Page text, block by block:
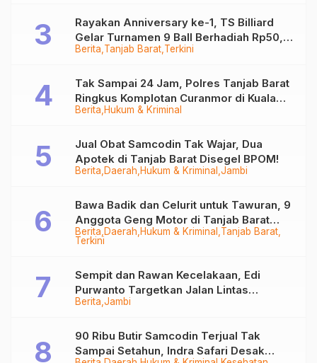
Berita Tanjab Barat Terkini
Rayakan Anniversary ke-1, TS Billiard
Gelar Turnamen 9 Ball Berhadiah Rp50,8
Juta
Berita Hukum & Kriminal
Tak Sampai 24 Jam, Polres Tanjab Barat
Ringkus Komplotan Curanmor di Kuala
Tungkal
Berita Daerah Hukum & Kriminal Jambi
Jual Obat Samcodin Tak Wajar, Dua
Apotek di Tanjab Barat Disegel BPOM!
Berita Daerah Hukum & Kriminal Tanjab Barat
Terkini
Bawa Badik dan Celurit untuk Tawuran, 9
Anggota Geng Motor di Tanjab Barat
Diringkus
Berita Jambi
Sempit dan Rawan Kecelakaan, Edi
Purwanto Targetkan Jalan Lintas
Tungkal-Jambi Mulus di 2028
90 Ribu Butir Samcodin Terjual Tak
Sampai Setahun, Indra Safari Desak